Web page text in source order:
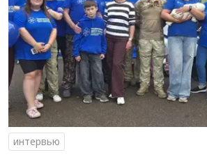
интервью